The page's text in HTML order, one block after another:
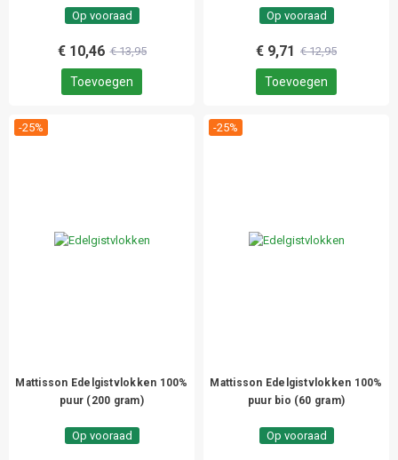
Op vooraad
€ 10,46 € 13,95
Toevoegen
Op vooraad
€ 9,71 € 12,95
Toevoegen
-25%
Mattisson Edelgistvlokken 100%
puur (200 gram)
Op vooraad
-25%
Mattisson Edelgistvlokken 100%
puur bio (60 gram)
Op vooraad